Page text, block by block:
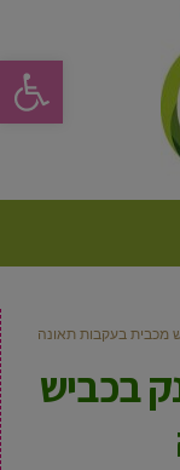
פתח
מכבית בעקבות תאונה
בכביש